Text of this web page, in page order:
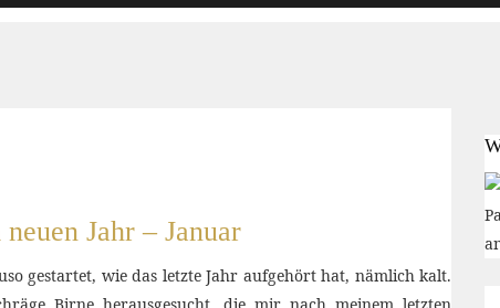
Jahr – Januar
gestartet, wie das letzte Jahr aufgehört hat, nämlich kalt.